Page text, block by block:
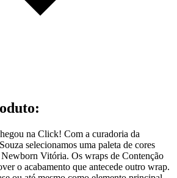
:
na Click! Com a curadoria da
selecionamos uma paleta de cores
Newborn Vitória. Os wraps de Contenção
o acabamento que antecede outro wrap.